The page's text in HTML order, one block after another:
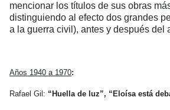
mencionar los títulos de sus obras
distinguiendo al efecto dos grandes
a la guerra civil), antes y después del
Años 1940 a 1970:
Rafael Gil: “Huella de luz”, “Eloísa está